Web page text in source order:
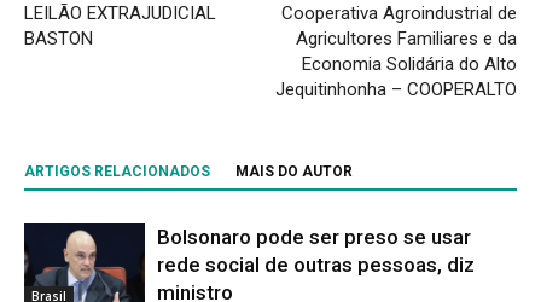
LEILÃO EXTRAJUDICIAL
BASTON
Cooperativa Agroindustrial de
Agricultores Familiares e da
Economia Solidária do Alto
Jequitinhonha – COOPERALTO
ARTIGOS RELACIONADOS MAIS DO AUTOR
Brasil
Bolsonaro pode ser preso se usar
rede social de outras pessoas, diz
ministro